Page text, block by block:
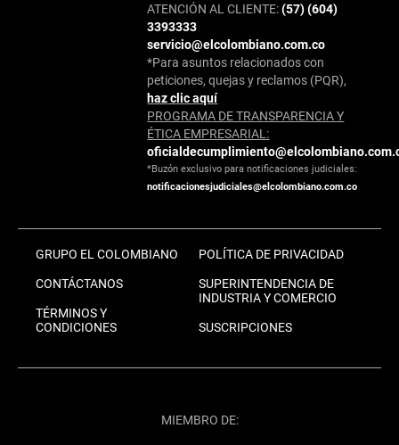
ATENCIÓN AL CLIENTE:(57) (604)
3393333
servicio@elcolombiano.com.co
*Para asuntos relacionados con
peticiones, quejas y reclamos (PQR),
haz clic aquí
PROGRAMA DE TRANSPARENCIA Y
ÉTICA EMPRESARIAL:
*Buzón exclusivo para notificaciones judiciales:
notificacionesjudiciales@elcolombiano.com.co
GRUPO EL COLOMBIANO
CONTÁCTANOS
TÉRMINOS Y
CONDICIONES
POLÍTICA DE PRIVACIDAD
SUPERINTENDENCIA DE
INDUSTRIA Y COMERCIO
SUSCRIPCIONES
MIEMBRO DE: